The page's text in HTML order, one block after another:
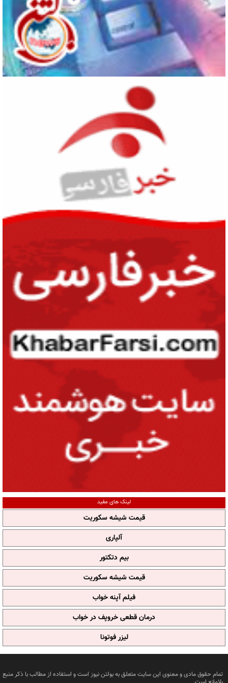
لینک های مفید
قیمت شیشه سکوریت
آلپاری
بیم دتکتور
قیمت شیشه سکوریت
فیلم آپنه خواب
درمان قطعی خروپف در خواب
لیزر فوتونا
تمام حقوق مادی و معنوی این سایت متعلق به بولتن نیوز است و استفاده از مطالب با ذکر منبع